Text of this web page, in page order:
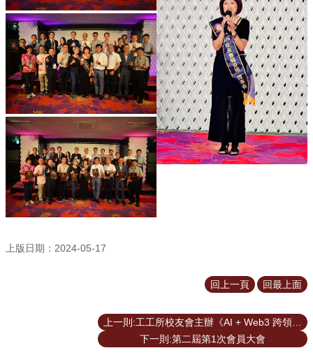
入
學
管
道
學
生
專
區
公
告
與
訊
息
友
上版日期：2024-05-17
回上一頁 回最上面
下一則:第二屆第1次會員大會